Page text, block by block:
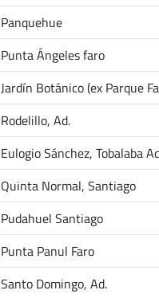
Panquehue
Punta Ángeles faro
Jardín Botánico (ex Parque
Rodelillo, Ad.
Eulogio Sánchez, Tobalaba
Quinta Normal, Santiago
Pudahuel Santiago
Punta Panul Faro
Santo Domingo, Ad.